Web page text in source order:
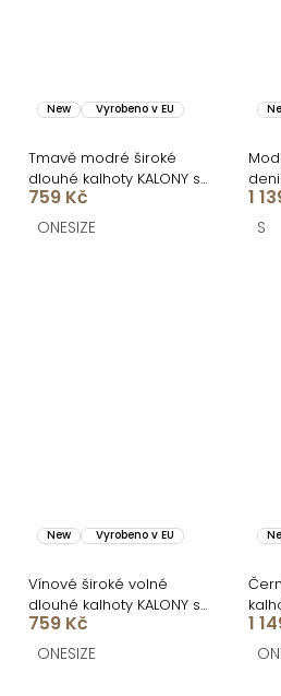
New Vyrobeno v EU
Tmavě modré široké
dlouhé kalhoty KALONY s
páskem
759 Kč
ONESIZE
1
S
New Vyrobeno v EU
Vínové široké volné
dlouhé kalhoty KALONY s
páskem
759 Kč
ONESIZE
1